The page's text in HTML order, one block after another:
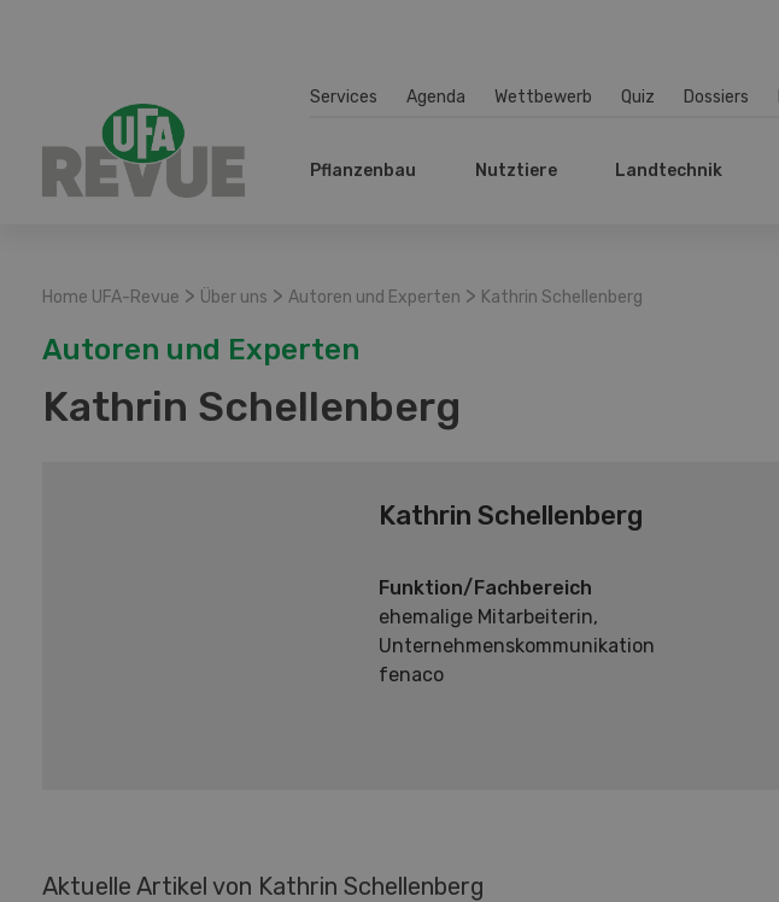
Services Agenda Wettbewerb Quiz Dossiers
Pflanzenbau Nutztiere Landtechnik
Home UFA-Revue > Über uns > Autoren und Experten > Kathrin Schellenberg
Autoren und Experten
Kathrin Schellenberg
Kathrin Schellenberg
Funktion/Fachbereich
ehemalige Mitarbeiterin,
Unternehmenskommunikation
fenaco
Aktuelle Artikel von Kathrin Schellenberg